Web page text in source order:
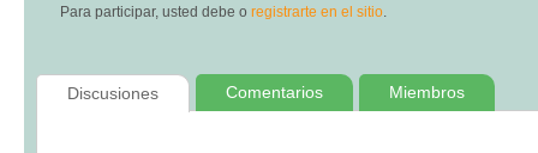
Para participar, usted debe o registrarte en el sitio.
Discusiones Comentarios Miembros